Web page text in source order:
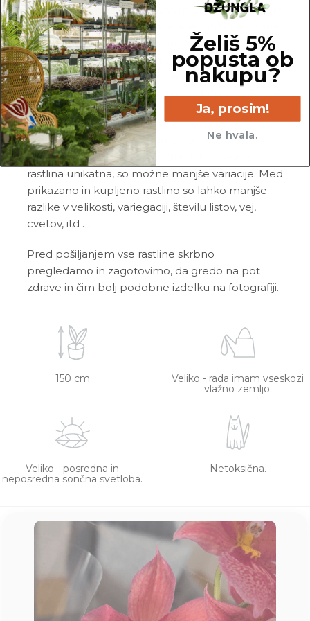
razvejanost ima že odrezan vrh, za lažje sajenje in
lepše razraščanje pa so korenine rahlo prirezane.
Cepljena je na srednje močno podlago Kutina
M-A ali sejanec hruške, zato zraste do 3–4 metre
v višino in potrebuje oporo le v prvih dveh letih.
Pri sajenju upoštevaj vmesno razdaljo od 2,5 do 4
metre.
Fotografije prikazujejo primer rastline in ne
dejanske rastline, ki jo naročite. Ker je vsaka
rastlina unikatna, so možne manjše variacije. Med
prikazano in kupljeno rastlino so lahko manjše
razlike v velikosti, variegaciji, številu listov, vej,
cvetov, itd …
Pred pošiljanjem vse rastline skrbno
pregledamo in zagotovimo, da gredo na pot
zdrave in čim bolj podobne izdelku na fotografiji.
150 cm
Veliko - rada imam vseskozi
vlažno zemljo.
Veliko - posredna in
neposredna sončna svetloba.
Netoksična.
Želiš 5%
popusta ob
nakupu?
Ja, prosim!
Ne hvala.